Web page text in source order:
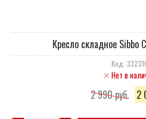
Кресло складное Sibbo
Код:
Нет в
2 990 руб. 2